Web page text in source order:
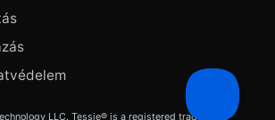
LLC. Tessie® is a registered trademark.